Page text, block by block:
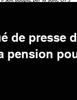
de presse
pension